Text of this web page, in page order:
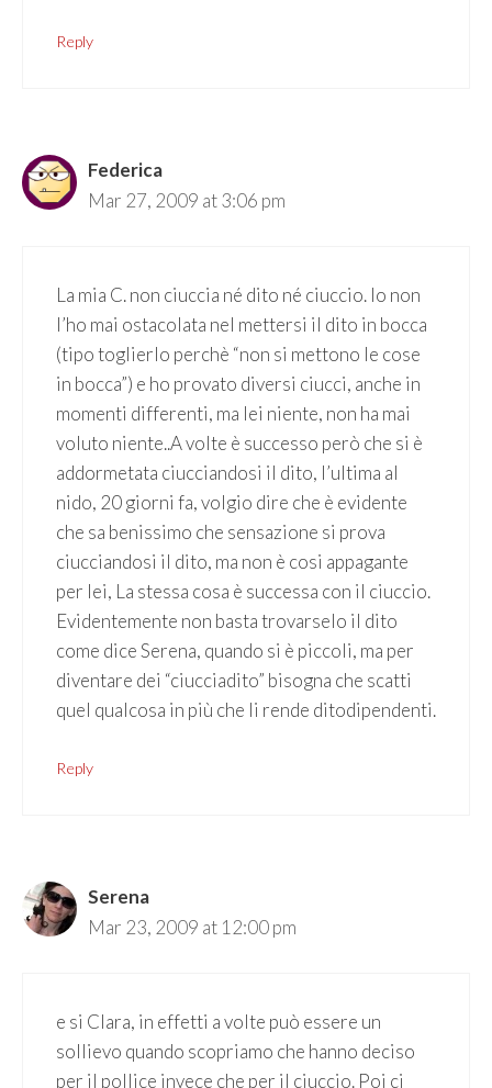
Reply
Federica
Mar 27, 2009 at 3:06 pm
La mia C. non ciuccia né dito né ciuccio. Io non
l’ho mai ostacolata nel mettersi il dito in bocca
(tipo toglierlo perchè “non si mettono le cose
in bocca”) e ho provato diversi ciucci, anche in
momenti differenti, ma lei niente, non ha mai
voluto niente..A volte è successo però che si è
addormetata ciucciandosi il dito, l’ultima al
nido, 20 giorni fa, volgio dire che è evidente
che sa benissimo che sensazione si prova
ciucciandosi il dito, ma non è cosi appagante
per lei, La stessa cosa è successa con il ciuccio.
Evidentemente non basta trovarselo il dito
come dice Serena, quando si è piccoli, ma per
diventare dei “ciucciadito” bisogna che scatti
quel qualcosa in più che li rende ditodipendenti.
Reply
Serena
Mar 23, 2009 at 12:00 pm
e si Clara, in effetti a volte può essere un
sollievo quando scopriamo che hanno deciso
per il pollice invece che per il ciuccio. Poi ci